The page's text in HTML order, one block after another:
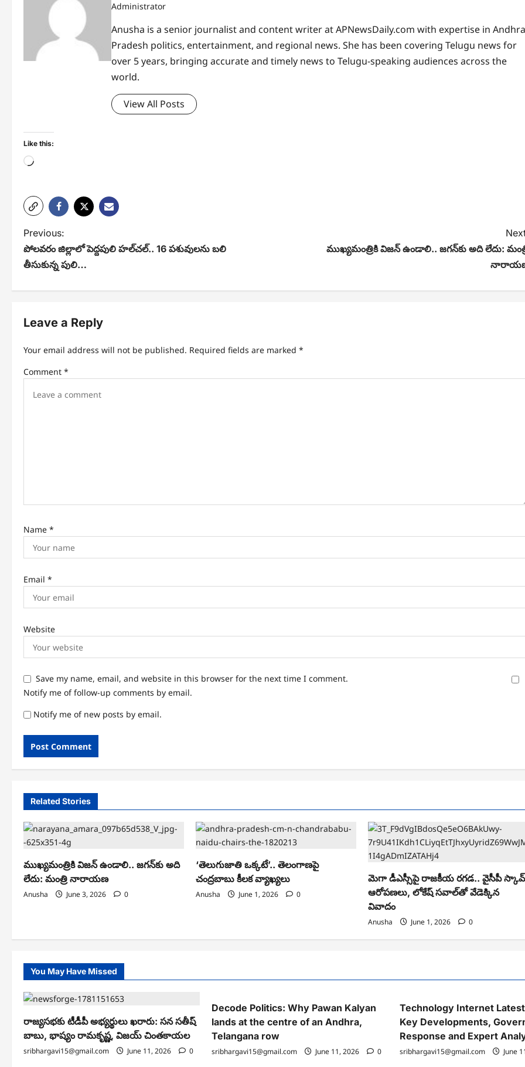
Administrator
Anusha is a senior journalist and content writer at APNewsDaily.com with expertise in Andhra
Pradesh politics, entertainment, and regional news. She has been covering Telugu news for
over 5 years, bringing accurate and timely news to Telugu-speaking audiences across the
world.
View All Posts
Like this:
Loading…
P
o
n
i
n
Previous:
పోలవరం జిల్లాలో పెద్దపులి హల్‌చల్.. 16 పశువులను బలి
తీసుకున్న పులి…
ముఖ్యమంత్రికి విజన్ ఉండాలి.. జగన్‌కు అది లేదు:
Leave a Reply
Your email address will not be published. Required fields are marked *
Comment *
Name *
Email *
Website
Save my name, email, and website in this browser for the next time I comment.
Notify me of follow-up comments by email.
Notify me of new posts by email.
Related Stories
ముఖ్యమంత్రికి విజన్ ఉండాలి.. జగన్‌కు అది
లేదు: మంత్రి నారాయణ
Anusha June 3, 2026 0
‘తెలుగుజాతి ఒక్కటే’.. తెలంగాణపై
చంద్రబాబు కీలక వ్యాఖ్యలు
Anusha June 1, 2026 0
మెగా డీఎస్సీపై రాజకీయ రగడ.. వైసీపీ
ఆరోపణలు, లోకేష్ సవాల్‌తో వేడెక్కిన
వివాదం
Anusha June 1, 2026 0
You May Have Missed
రాజ్యసభకు టీడీపీ అభ్యర్థులు ఖరారు: సన సతీష్
బాబు, భాష్యం రామకృష్ణ, విజయ్ చింతకాయల
sribhargavi15@gmail.com June 11, 2026 0
Decode Politics: Why Pawan Kalyan
lands at the centre of an Andhra,
Telangana row
sribhargavi15@gmail.com June 11, 2026 0
Technology Internet
Key Developments,
Response and Expert
sribhargavi15@gmail.com June